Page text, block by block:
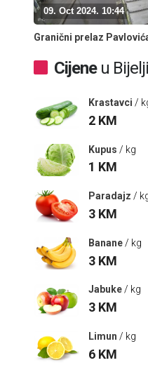
09. Oct 2024. 10:44
Granični prelaz
Cijeneu
Krastavci /
2 KM
Kupus / kg
1 KM
Paradajz /
3 KM
Banane / kg
3 KM
Jabuke/ kg
3 KM
Limun / kg
6 KM